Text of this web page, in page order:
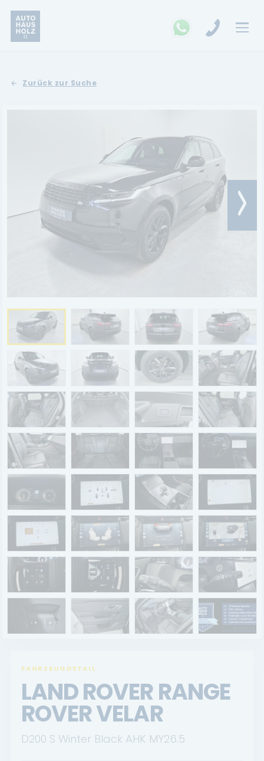
Ford
Land Rover
Renault
SERVICE
Aktionsfahrzeuge
AutoAbo
Gewerbekunden
Probefahrt
Mietwagen
Ankauf
WERKSTATTTERMIN
Teile & Zubehör
Renault Service
Dacia Service
UNTERNEHMEN
Standort Landau
Qualitätsversprechen
Tankstelle
Karriere
Zurück zur Suche
FAHRZEUGDETAIL
LAND ROVER RANGE
ROVER VELAR
D200 S Winter Black AHK MY26.5